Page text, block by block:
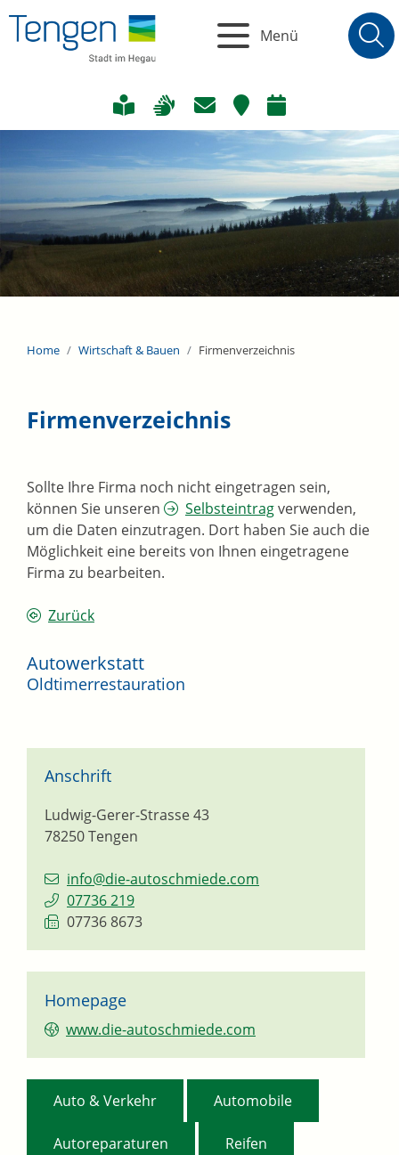
Menü
Home Wirtschaft & Bauen Firmenverzeichnis
Firmenverzeichnis
Sollte Ihre Firma noch nicht eingetragen sein,
können Sie unseren
Selbsteintragverwenden,
um die Daten einzutragen. Dort haben Sie auch die
Möglichkeit eine bereits von Ihnen eingetragene
Firma zu bearbeiten.
Zurück
Autowerkstatt
Oldtimerrestauration
Anschrift
Ludwig-Gerer-Strasse 43
78250Tengen
info@die-autoschmiede.com
07736 219
07736 8673
Homepage
www.die-autoschmiede.com
Auto & Verkehr Automobile
Autoreparaturen Reifen